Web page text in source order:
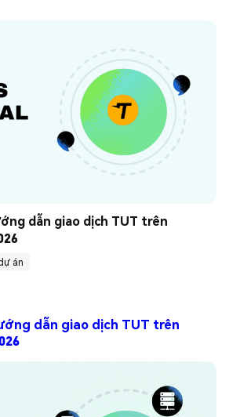
dẫn giao dịch TUT trên
án
dẫn giao dịch TUT trên